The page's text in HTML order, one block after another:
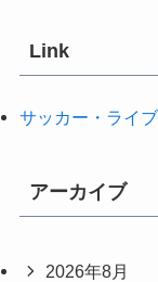
Link
サッカー・ライ
アーカイブ
2026年8月